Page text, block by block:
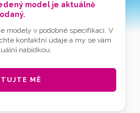
model je aktuálně
modely v podobné specifikaci. V
kontaktní údaje a my se vám
nabídkou.
MĚ